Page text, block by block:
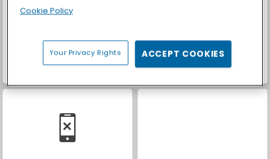
Cookie Policy
Your Privacy Rights ACCEPT COOKIES